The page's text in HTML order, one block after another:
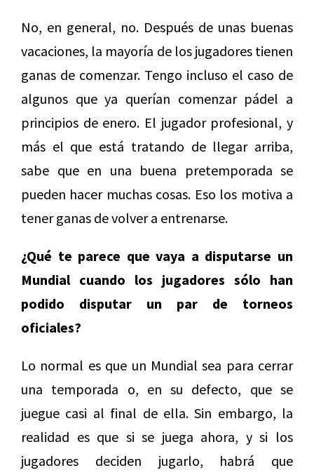
No, en general, no. Después de unas buenas
vacaciones, la mayoría de los jugadores tienen
ganas de comenzar. Tengo incluso el caso de
algunos que ya querían comenzar pádel a
principios de enero. El jugador profesional, y
más el que está tratando de llegar arriba,
sabe que en una buena pretemporada se
pueden hacer muchas cosas. Eso los motiva a
tener ganas de volver a entrenarse.
¿Qué te parece que vaya a disputarse un
Mundial cuando los jugadores sólo han
podido disputar un par de torneos
oficiales?
Lo normal es que un Mundial sea para cerrar
una temporada o, en su defecto, que se
juegue casi al final de ella. Sin embargo, la
realidad es que si se juega ahora, y si los
jugadores deciden jugarlo, habrá que